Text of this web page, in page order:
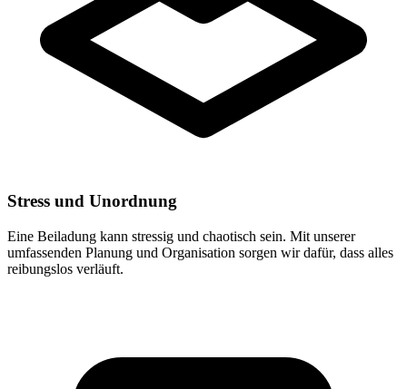
Stress und Unordnung
Eine Beiladung kann stressig und chaotisch sein. Mit unserer
umfassenden Planung und Organisation sorgen wir dafür, dass alles
reibungslos verläuft.